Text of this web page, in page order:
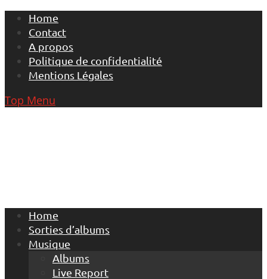
Skip
content
Home
Contact
A propos
Politique de confidentialité
Mentions Légales
Top Menu
Home
Sorties d’albums
Musique
Albums
Live Report